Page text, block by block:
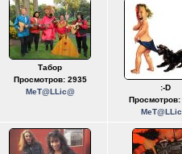
Табор
Просмотров: 2935
MeT@LLic@
:-D
Просмотров: